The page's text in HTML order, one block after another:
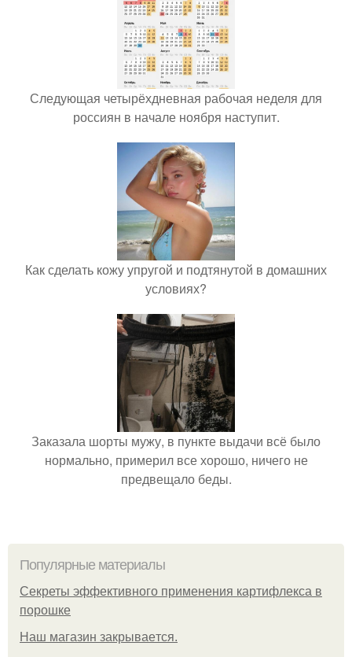
Следующая четырёхдневная рабочая неделя для
россиян в начале ноября наступит.
Как сделать кожу упругой и подтянутой в домашних
условиях?
Заказала шорты мужу, в пункте выдачи всё было
нормально, примерил все хорошо, ничего не
предвещало беды.
Популярные материалы
Секреты эффективного применения картифлекса в
порошке
Нaш магaзин зaкрывaeтся.